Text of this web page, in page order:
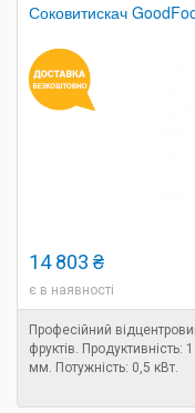
Соковитискач
14 803 ₴
є в наявності
Професійний
фруктів.
мм. Потужність: 0,5 кВт.